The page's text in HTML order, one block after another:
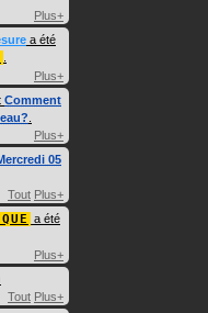
Plus+
a été
Plus+
Comment
Plus+
05
Tout Plus+
a été
Plus+
Tout Plus+